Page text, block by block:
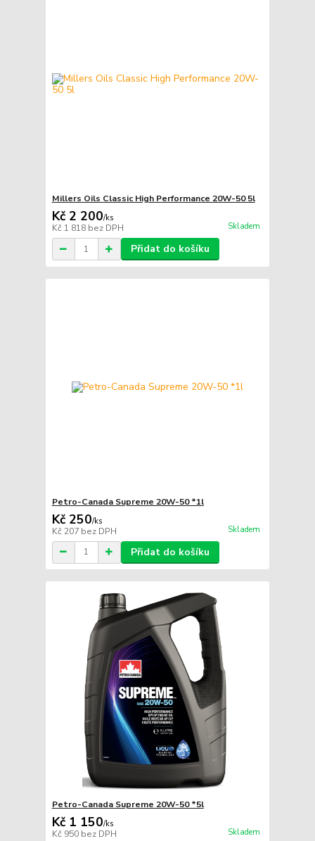
Millers Oils Classic High Performance 20W-50 5l
Kč 2 200/ks
Kč 1 818 bez DPH Skladem
Přidat do košíku
Petro-Canada Supreme 20W-50 *1l
Kč 250/ks
Kč 207 bez DPH Skladem
Přidat do košíku
Petro-Canada Supreme 20W-50 *5l
Kč 1 150/ks
Kč 950 bez DPH Skladem